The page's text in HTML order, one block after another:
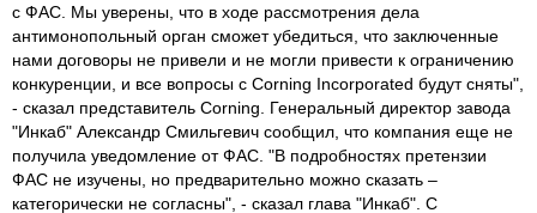
с ФАС. Мы уверены, что в ходе рассмотрения дела
антимонопольный орган сможет убедиться, что заключенные
нами договоры не привели и не могли привести к ограничению
конкуренции, и все вопросы с Corning Incorporated будут сняты",
- сказал представитель Corning. Генеральный директор завода
"Инкаб" Александр Смильгевич сообщил, что компания еще не
получила уведомление от ФАС. "В подробностях претензии
ФАС не изучены, но предварительно можно сказать –
категорически не согласны", - сказал глава "Инкаб". С